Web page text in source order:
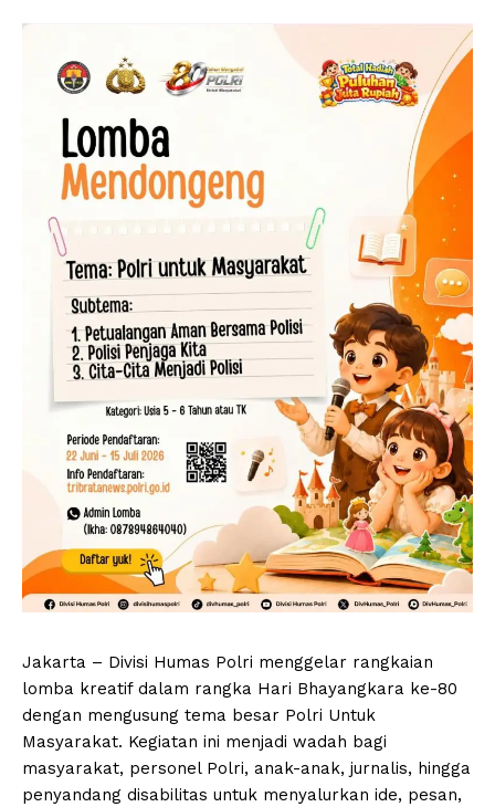
Jakarta – Divisi Humas Polri menggelar rangkaian
lomba kreatif dalam rangka Hari Bhayangkara ke-80
dengan mengusung tema besar Polri Untuk
Masyarakat. Kegiatan ini menjadi wadah bagi
masyarakat, personel Polri, anak-anak, jurnalis, hingga
penyandang disabilitas untuk menyalurkan ide, pesan,